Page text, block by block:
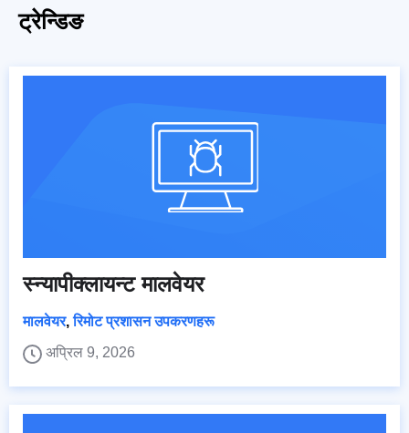
ट्रेन्डिङ
स्न्यापीक्लायन्ट मालवेयर
मालवेयर,रिमोट प्रशासन उपकरणहरू
अप्रिल 9, 2026